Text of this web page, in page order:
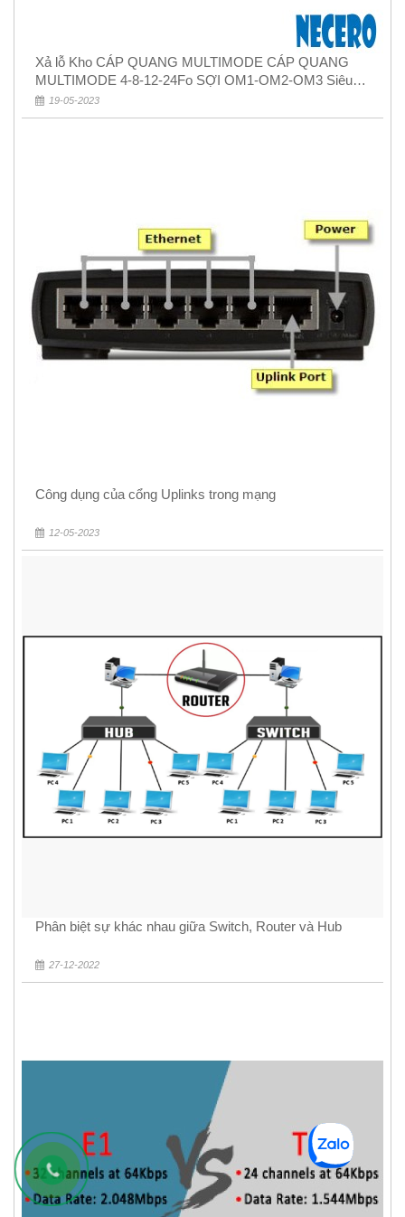
Xả lỗ Kho CÁP QUANG MULTIMODE CÁP QUANG
MULTIMODE 4-8-12-24Fo SỢI OM1-OM2-OM3 Siêu
Rẻ 5k
19-05-2023
Công dụng của cổng Uplinks trong mạng
12-05-2023
Phân biệt sự khác nhau giữa Switch, Router và Hub
27-12-2022